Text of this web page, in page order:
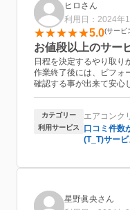
ヒロさん
利用日：2024年
5.0 サービ
お値段以上のサー
日程を決定するやり取り
作業終了後には、ビフォ
確認する事が出来て安心
作業も丁寧でしたし、
お値段以上のサービスを
います
カテゴリー エアコンク
利用サービス
口コミ件数
(T_T)サー
星野眞央さん